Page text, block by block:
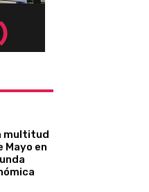
multitud
Mayo en